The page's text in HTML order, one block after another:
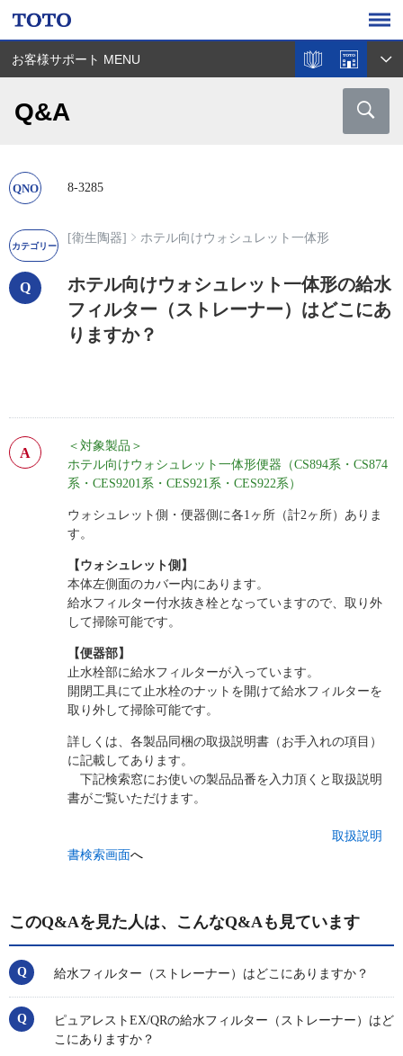
お客様サポート MENU
Q&A
8-3285
[衛生陶器] ホテル向けウォシュレット一体形
ホテル向けウォシュレット一体形の給水
フィルター（ストレーナー）はどこにあ
りますか？
＜対象製品＞
ホテル向けウォシュレット一体形便器（CS894系・CS874
系・CES9201系・CES921系・CES922系）
ウォシュレット側・便器側に各1ヶ所（計2ヶ所）ありま
す。
【ウォシュレット側】
本体左側面のカバー内にあります。
給水フィルター付水抜き栓となっていますので、取り外
して掃除可能です。
【便器部】
止水栓部に給水フィルターが入っています。
開閉工具にて止水栓のナットを開けて給水フィルターを
取り外して掃除可能です。
詳しくは、各製品同梱の取扱説明書（お手入れの項目）
に記載してあります。
下記検索窓にお使いの製品品番を入力頂くと取扱説明
書がご覧いただけます。
取扱説明
書検索画面へ
このQ&Aを見た人は、こんなQ&Aも見ています
給水フィルター（ストレーナー）はどこにありますか？
ピュアレストEX/QRの給水フィルター（ストレーナー）はど
こにありますか？